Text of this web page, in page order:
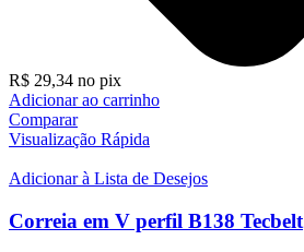
R$ 29,34 no pix
Adicionar ao carrinho
Comparar
Visualização Rápida
Adicionar à Lista de Desejos
Correia em V perfil B138 Tecbelt